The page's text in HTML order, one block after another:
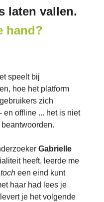
laten vallen.
hand?
speelt bij
hoe het platform
zich
en offline ... het is niet
Gabrielle
heeft, leerde me
toch een eind kunt
haar had lees je
je het volgende